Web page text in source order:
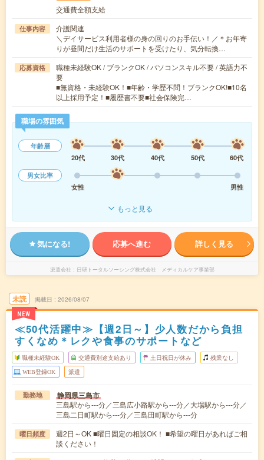
交通費全額支給
仕事内容
介護関連
＼デイサービス利用者様の身の回りのお手伝い！／＊お年寄
りが昼間だけ生活のサポートを受けたり、気分転換…
応募資格
職種未経験OK / ブランクOK / パソコンスキル不要 / 英語力不
要
■無資格・未経験OK！■年齢・学歴不問！ブランクOK!■10名
以上採用予定！■履歴書不要■社会保険完…
職場の雰囲気
年齢層
20代
30代 40代 50代
60代
男女比率
女性
男性
もっと見る
気になる! 応募へ進む 詳しく見る
派遣会社 日研トータルソーシング株式会社 メディカルケア事業部
未読
NEW
掲載日 2026/08/07
≪50代活躍中≫【週2日～】少人数だから負担
すくなめ＊レクや食事のサポートなど
職種未経験OK 交通費別途支給あり 土日祝日が休み 残業なし
WEB登録OK 派遣
勤務地 静岡県三島市
三島駅から---分／三島広小路駅から---分／大場駅から---分／
三島二日町駅から---分／三島田町駅から---分
曜日頻度
週2日～OK ■曜日固定の相談OK！ ■希望の曜日があればご相
談ください！